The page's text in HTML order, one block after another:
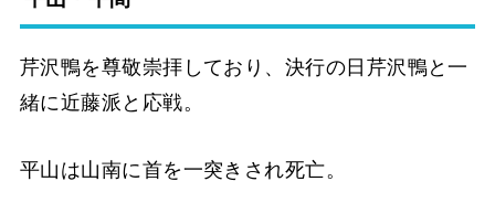
芹沢鴨を尊敬崇拝しており、決行の日芹沢鴨と一
緒に近藤派と応戦。
平山は山南に首を一突きされ死亡。